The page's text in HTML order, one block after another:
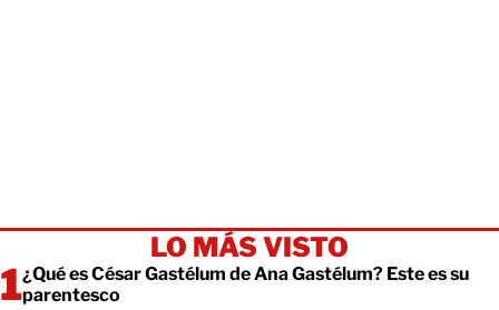
LO MÁS VISTO
¿Qué es César Gastélum de Ana Gastélum? Este es su
parentesco